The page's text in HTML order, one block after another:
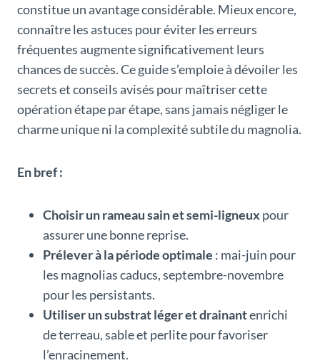
constitue un avantage considérable. Mieux encore,
connaître les astuces pour éviter les erreurs
fréquentes augmente significativement leurs
chances de succès. Ce guide s’emploie à dévoiler les
secrets et conseils avisés pour maîtriser cette
opération étape par étape, sans jamais négliger le
charme unique ni la complexité subtile du magnolia.
En bref :
Choisir un rameau sain et semi-ligneux pour
assurer une bonne reprise.
Prélever à la période optimale : mai-juin pour
les magnolias caducs, septembre-novembre
pour les persistants.
Utiliser un substrat léger et drainantenrichi
de terreau, sable et perlite pour favoriser
l’enracinement.